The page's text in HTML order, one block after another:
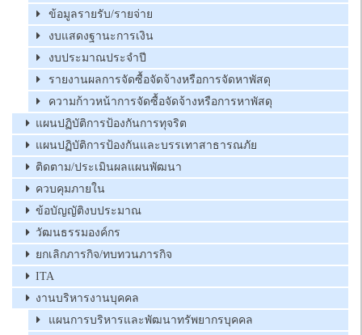
ข้อมูลรายรับ/รายจ่าย
งบแสดงฐานะการเงิน
งบประมาณประจำปี
รายงานผลการจัดซื้อจัดจ้างหรือการจัดหาพัสดุ
ความก้าวหน้าการจัดซื้อจัดจ้างหรือการหาพัสดุ
แผนปฏิบัติการป้องกันการทุจริต
แผนปฏิบัติการป้องกันและบรรเทาสาธารณภัย
ติดตาม/ประเมินผลแผนพัฒนา
ควบคุมภายใน
ข้อบัญญัติงบประมาณ
วัฒนธรรมองค์กร
ยกเลิกภารกิจ/ทบทวนภารกิจ
ITA
งานบริหารงานบุคคล
แผนการบริหารและพัฒนาทรัพยากรบุคคล